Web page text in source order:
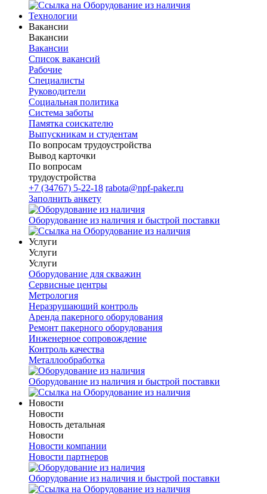
Технологии
Вакансии
Вакансии
Вакансии
Список вакансий
Рабочие
Специалисты
Руководители
Cоциальная политика
Система заботы
Памятка соискателю
Выпускникам и студентам
По вопросам трудоустройства
Вывод карточки
По вопросам
трудоустройства
+7 (34767) 5-22-18 rabota@npf-paker.ru
Заполнить анкету
Оборудование из наличия и быстрой поставки
Услуги
Услуги
Услуги
Оборудование для скважин
Сервисные центры
Метрология
Неразрушающий контроль
Аренда пакерного оборудования
Ремонт пакерного оборудования
Инженерное сопровождение
Контроль качества
Металлообработка
Оборудование из наличия и быстрой поставки
Новости
Новости
Новость детальная
Новости
Новости компании
Новости партнеров
Оборудование из наличия и быстрой поставки